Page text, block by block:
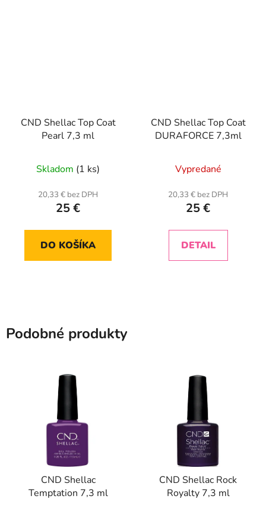
CND Shellac Top Coat
Pearl 7,3 ml
Skladom (1 ks)
20,33 € bez DPH
25 €
DO KOŠÍKA
CND Shellac Top Coat
DURAFORCE 7,3ml
Vypredané
20,33 € bez DPH
25 €
DETAIL
Podobné produkty
CND Shellac
Temptation 7,3 ml
CND Shellac Rock
Royalty 7,3 ml